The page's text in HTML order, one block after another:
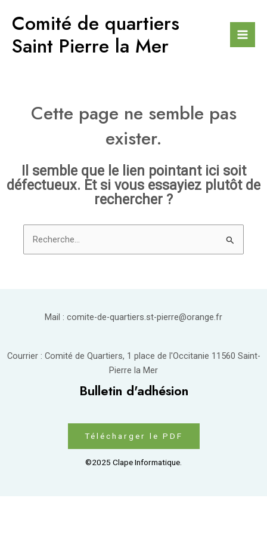
Comité de quartiers
Saint Pierre la Mer
Cette page ne semble pas
exister.
Il semble que le lien pointant ici soit
défectueux. Et si vous essayiez plutôt de
rechercher ?
Mail : comite-de-quartiers.st-pierre@orange.fr
Courrier : Comité de Quartiers, 1 place de l'Occitanie 11560 Saint-
Pierre la Mer
Bulletin d'adhésion
Télécharger le PDF
©2025 Clape Informatique.